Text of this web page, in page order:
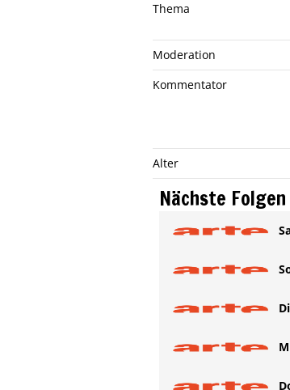
Thema
Moderation
Kommentator
Alter
Nächste Folgen